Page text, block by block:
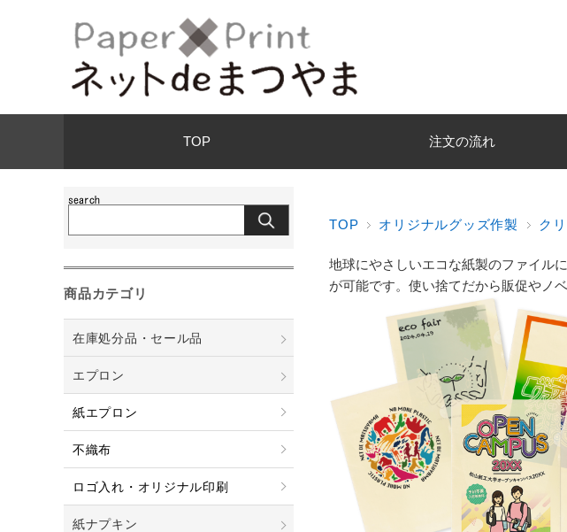
TOP 注文の流れ
TOP オリジナルグッズ作製 ク
地球にやさしいエコな紙製のファイル
が可能です。使い捨てだから販促やノ
商品カテゴリ
在庫処分品・セール品
エプロン
紙エプロン
不織布
ロゴ入れ・オリジナル印刷
紙ナプキン